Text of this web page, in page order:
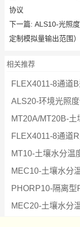
协议
下一篇: ALS10-光照
定制模拟量输出范围）
相关推荐
FLEX4011-8通道
ALS20-环境光照
MT20A/MT20B-土
FLEX4011-8通道
MT10-土壤水分温
MEC10-土壤水分
PHORP10-隔离型
MEC20-土壤水分